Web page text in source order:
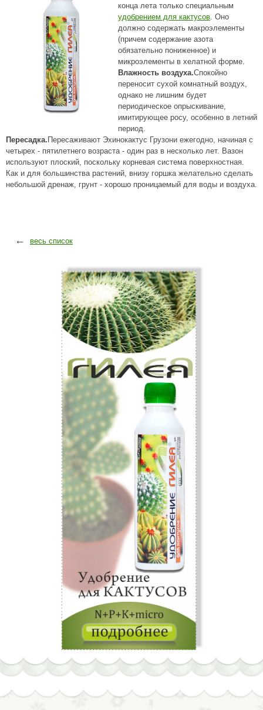
конца лета только специальным
удобрением для кактусов. Оно
должно содержать макроэлементы
(причем содержание азота
обязательно пониженное) и
микроэлементы в хелатной форме.
Влажность воздуха.Спокойно
переносит сухой комнатный воздух,
однако не лишним будет
периодическое опрыскивание,
имитирующее росу, особенно в летний
период.
Пересадка. Пересаживают Эхинокактус Грузони ежегодно, начиная с
четырех - пятилетнего возраста - один раз в несколько лет. Вазон
используют плоский, поскольку корневая система поверхностная.
Как и для большинства растений, внизу горшка желательно сделать
небольшой дренаж, грунт - хорошо проницаемый для воды и воздуха.
← весь список